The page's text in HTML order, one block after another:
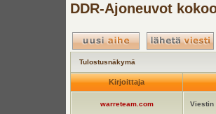
DDR-Ajoneuvot
Tulostusnäkymä
Kirjoittaja
warreteam.com Viestin